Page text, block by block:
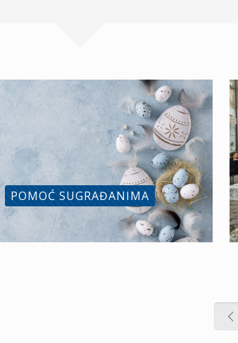
POMOĆ SUGRAĐANIMA